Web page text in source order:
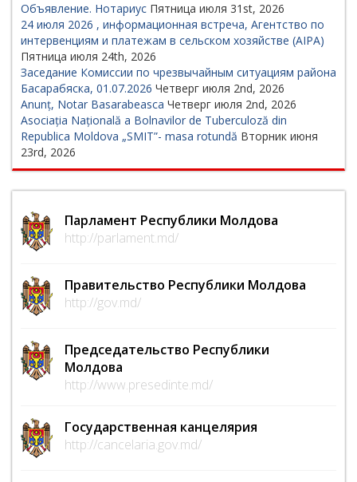
Объявление. Нотариус Пятница июля 31st, 2026
24 июля 2026 , информационная встреча, Агентство по
интервенциям и платежам в сельском хозяйстве (AIPA)
Пятница июля 24th, 2026
Заседание Комиссии по чрезвычайным ситуациям района
Басарабяска, 01.07.2026 Четверг июля 2nd, 2026
Anunț, Notar Basarabeasca Четверг июля 2nd, 2026
Asociația Națională a Bolnavilor de Tuberculoză din
Republica Moldova „SMIT”- masa rotundă Вторник июня
23rd, 2026
Парламент Республики Молдова
http://parlament.md/
Правительство Республики Молдова
http://gov.md/
Председательство Республики
Молдова
http://www.presedinte.md/
Государственная канцелярия
http://cancelaria.gov.md/